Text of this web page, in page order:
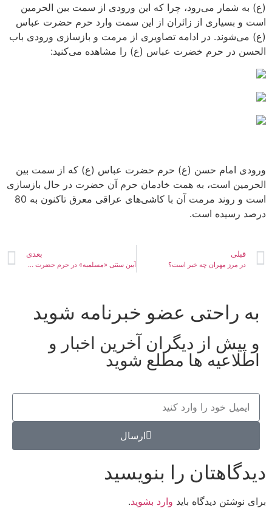
(ع) به شمار می‌رود، چرا که این ورودی از سمت بین الحرمین
است و بسیاری از زائران از این سمت وارد حرم حضرت عباس
(ع) می‌شوند. در ادامه تصاویری از مرمت و بازسازی ورودی باب
الحسن در حرم خضرت عباس (ع) را مشاهده می‌کنید:
ورودی امام حسن (ع) حرم حضرت عباس (ع) که از سمت بین
الحرمین است، به همت خادمان حرم آن حضرت در حال بازسازی
است و روند مرمت آن با کاشی‌های عراقی معرق تاکنون به 80
درصد رسیده است.
قبلی
در مرز مهران چه خبر است؟
بعدی
آیین سنتی «مسلمیه» در حرم حضرت عبدالعظیم برگزار نمی‌شود
به راحتی عضو خبرنامه شوید
و پیش از دیگران آخرین اخبار و
اطلاعیه ها مطلع شوید
ارسال
دیدگاهتان را بنویسید
برای نوشتن دیدگاه باید وارد بشوید.